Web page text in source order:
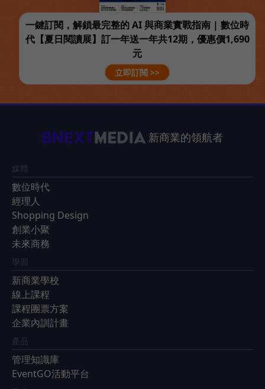
一鍵訂閱，解鎖最完整的 AI 與商業實戰指南 | 數位時
代【夏日閱讀展】訂一年送一年共12期，優惠價1,690
元
立即訂閱 >>
新商業的領航者
媒體
數位時代
經理人
Shopping Design
創業小聚
未來商務
學習
新商業學校
線上課程
課程團票方案
企業內訓計畫
產品
管理知識庫
EventGO活動平台